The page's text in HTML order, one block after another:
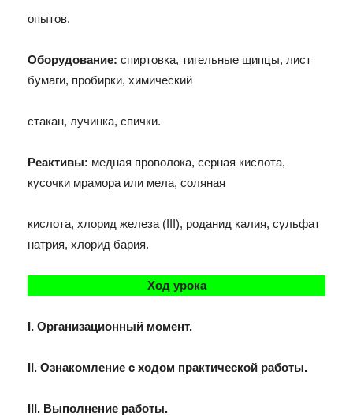
опытов.
Оборудование: спиртовка, тигельные щипцы, лист
бумаги, пробирки, химический
стакан, лучинка, спички.
Реактивы: медная проволока, серная кислота,
кусочки мрамора или мела, соляная
кислота, хлорид железа (III), роданид калия, сульфат
натрия, хлорид бария.
Ход урока
I. Организационный момент.
II. Ознакомление с ходом практической работы.
III. Выполнение работы.